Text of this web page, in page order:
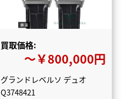
買取価格:
〜￥800,000円
グランドレベルソ デュオ
Q3748421